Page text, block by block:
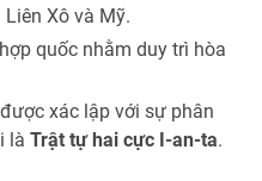
Xô và Mỹ.
quốc nhằm duy trì hòa
xác lập với sự phân
làTrật tự hai cực I-an-ta.